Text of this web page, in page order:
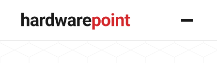
Menü